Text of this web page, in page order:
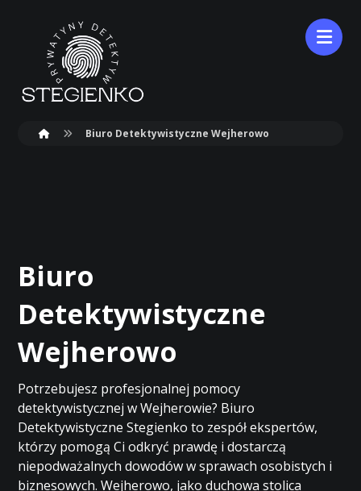
Biuro Detektywistyczne Wejherowo
Biuro
Detektywistyczne
Wejherowo
Potrzebujesz profesjonalnej pomocy
detektywistycznej w Wejherowie? Biuro
Detektywistyczne Stegienko to zespół ekspertów,
którzy pomogą Ci odkryć prawdę i dostarczą
niepodważalnych dowodów w sprawach osobistych i
biznesowych. Wejherowo, jako duchowa stolica